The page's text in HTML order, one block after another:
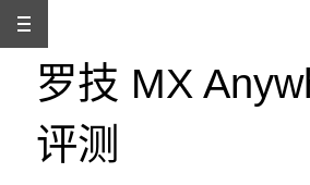
罗技 MX
评测